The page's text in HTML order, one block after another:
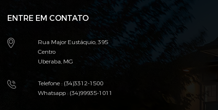
ENTRE EM CONTATO
Rua Major Eustáquio, 395
Centro
Uberaba, MG
Telefone : (34)3312-1500
Whatsapp : (34)99935-1011